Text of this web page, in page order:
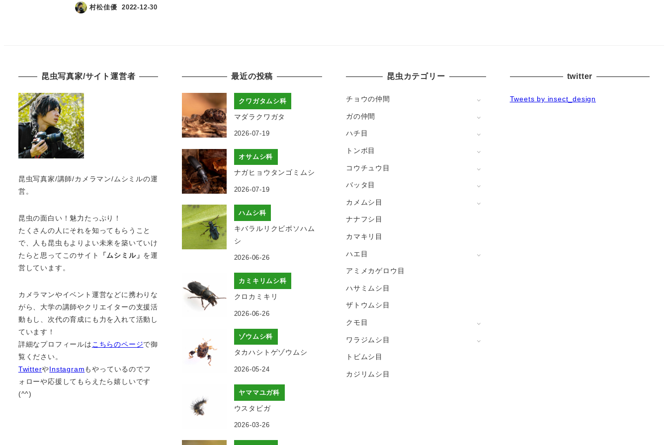
村松佳優 2022-12-30
昆虫写真家/サイト運営者
昆虫写真家/講師/カメラマン/ムシミルの運
営。
昆虫の面白い！魅力たっぷり！
たくさんの人にそれを知ってもらうこと
で、人も昆虫もよりよい未来を築いていけ
たらと思ってこのサイト
「ムシミル」 を運
営しています。
カメラマンやイベント運営などに携わりな
がら、大学の講師やクリエイターの支援活
動もし、次代の育成にも力を入れて活動し
ています！
詳細なプロフィールは こちらのページで御
覧ください。
TwitterやInstagramもやっているのでフ
ォローや応援してもらえたら嬉しいです
(^^)
最近の投稿
クワガタムシ科
マダラクワガタ
2026-07-19
オサムシ科
ナガヒョウタンゴミムシ
2026-07-19
ハムシ科
キバラルリクビボソハム
シ
2026-06-26
カミキリムシ科
クロカミキリ
2026-06-26
ゾウムシ科
タカハシトゲゾウムシ
2026-05-24
ヤママユガ科
ウスタビガ
2026-03-26
昆虫カテゴリー
チョウの仲間
ガの仲間
ハチ目
トンボ目
コウチュウ目
バッタ目
カメムシ目
ナナフシ目
カマキリ目
ハエ目
アミメカゲロウ目
ハサミムシ目
ザトウムシ目
クモ目
ワラジムシ目
トビムシ目
カジリムシ目
twitter
Tweets by insect_design